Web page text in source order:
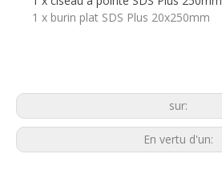
1 x burin plat SDS Plus 20x250mm
sur:
En vertu d'un: